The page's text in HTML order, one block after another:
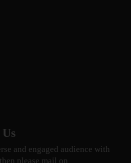
and engaged audience with
please mail on